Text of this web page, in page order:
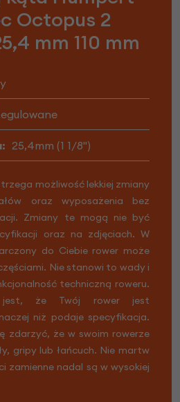
Octopus 2
mm 110 mm
25,4mm (1 1/8")
możliwość lekkiej zmiany
oraz wyposażenia bez
Zmiany te mogą nie być
oraz na zdjęciach. W
do Ciebie rower może
Nie stanowi to wady i
techniczną roweru.
jest, że Twój rower jest
niż podaje specyfikacja.
zdarzyć, że w swoim rowerze
gripy lub łańcuch. Nie martw
zamienne nadal są w wysokiej